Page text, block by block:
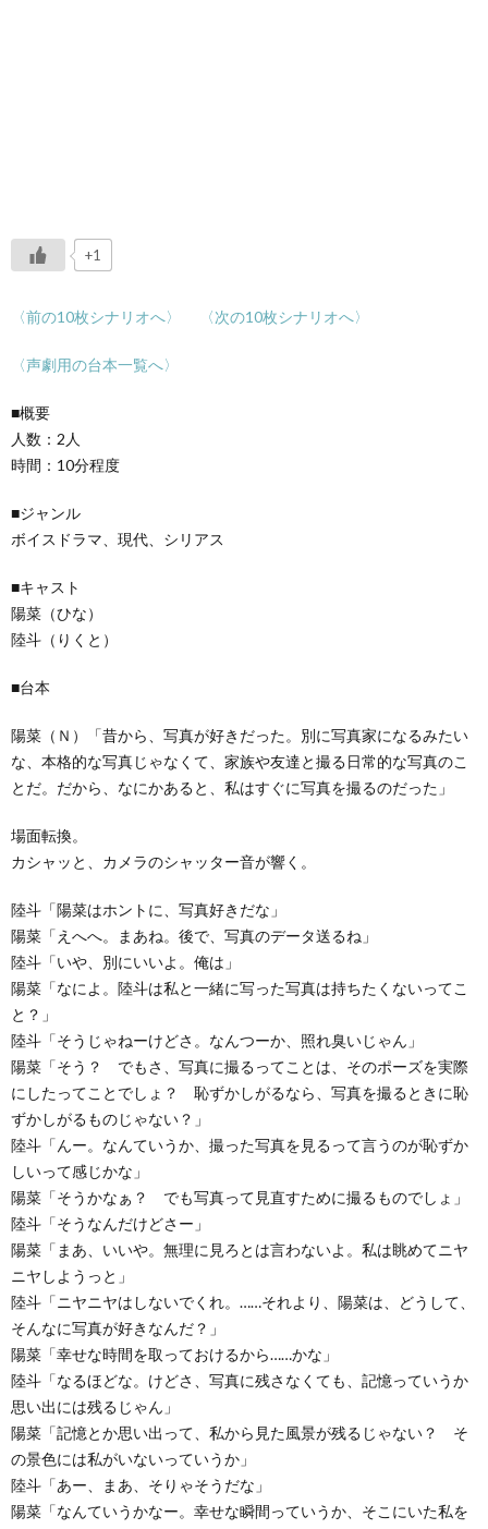
+1
〈前の10枚シナリオへ〉 〈次の10枚シナリオへ〉
〈声劇用の台本一覧へ〉
■概要
人数：2人
時間：10分程度
■ジャンル
ボイスドラマ、現代、シリアス
■キャスト
陽菜（ひな）
陸斗（りくと）
■台本
陽菜（Ｎ）「昔から、写真が好きだった。別に写真家になるみたい
な、本格的な写真じゃなくて、家族や友達と撮る日常的な写真のこ
とだ。だから、なにかあると、私はすぐに写真を撮るのだった」
場面転換。
カシャッと、カメラのシャッター音が響く。
陸斗「陽菜はホントに、写真好きだな」
陽菜「えへへ。まあね。後で、写真のデータ送るね」
陸斗「いや、別にいいよ。俺は」
陽菜「なによ。陸斗は私と一緒に写った写真は持ちたくないってこ
と？」
陸斗「そうじゃねーけどさ。なんつーか、照れ臭いじゃん」
陽菜「そう？ でもさ、写真に撮るってことは、そのポーズを実際
にしたってことでしょ？ 恥ずかしがるなら、写真を撮るときに恥
ずかしがるものじゃない？」
陸斗「んー。なんていうか、撮った写真を見るって言うのが恥ずか
しいって感じかな」
陽菜「そうかなぁ？ でも写真って見直すために撮るものでしょ」
陸斗「そうなんだけどさー」
陽菜「まあ、いいや。無理に見ろとは言わないよ。私は眺めてニヤ
ニヤしようっと」
陸斗「ニヤニヤはしないでくれ。……それより、陽菜は、どうして、
そんなに写真が好きなんだ？」
陽菜「幸せな時間を取っておけるから……かな」
陸斗「なるほどな。けどさ、写真に残さなくても、記憶っていうか
思い出には残るじゃん」
陽菜「記憶とか思い出って、私から見た風景が残るじゃない？ そ
の景色には私がいないっていうか」
陸斗「あー、まあ、そりゃそうだな」
陽菜「なんていうかなー。幸せな瞬間っていうか、そこにいた私を